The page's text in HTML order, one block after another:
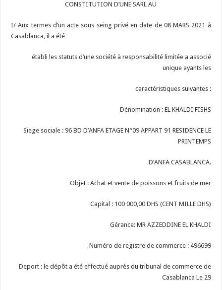
CONSTITUTION D’UNE SARL AU
I/ Aux termes d’un acte sous seing privé en date de 08 MARS 2021 à
Casablanca, il a été
établi les statuts d’une société à responsabilité limitée a associé
unique ayants les
caractéristiques suivantes :
Dénomination : EL KHALDI FISHS
Siege sociale : 96 BD D’ANFA ETAGE N°09 APPART 91 RESIDENCE LE
PRINTEMPS
D’ANFA CASABLANCA.
Objet : Achat et vente de poissons et fruits de mer
Capital : 100 000,00 DHS (CENT MILLE DHS)
Gérance: MR AZZEDDINE EL KHALDI
Numéro de registre de commerce : 496699
Deport : le dépôt a été effectué auprès du tribunal de commerce de
Casablanca Le 29